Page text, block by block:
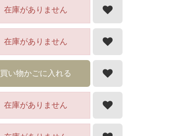
在庫がありません
在庫がありません
買い物かごに入れる
在庫がありません